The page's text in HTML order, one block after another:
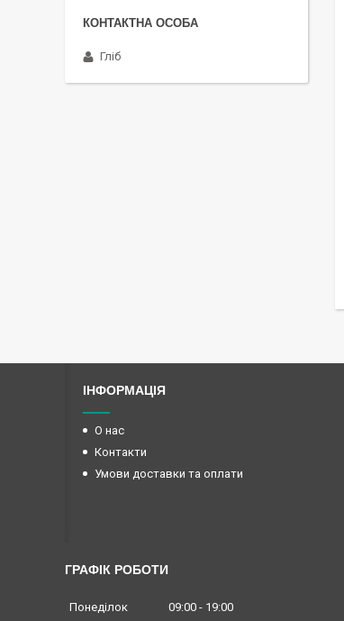
Гліб
ІНФОРМАЦІЯ
О нас
Контакти
Умови доставки та оплати
ГРАФІК РОБОТИ
Понеділок 09:00 19:00